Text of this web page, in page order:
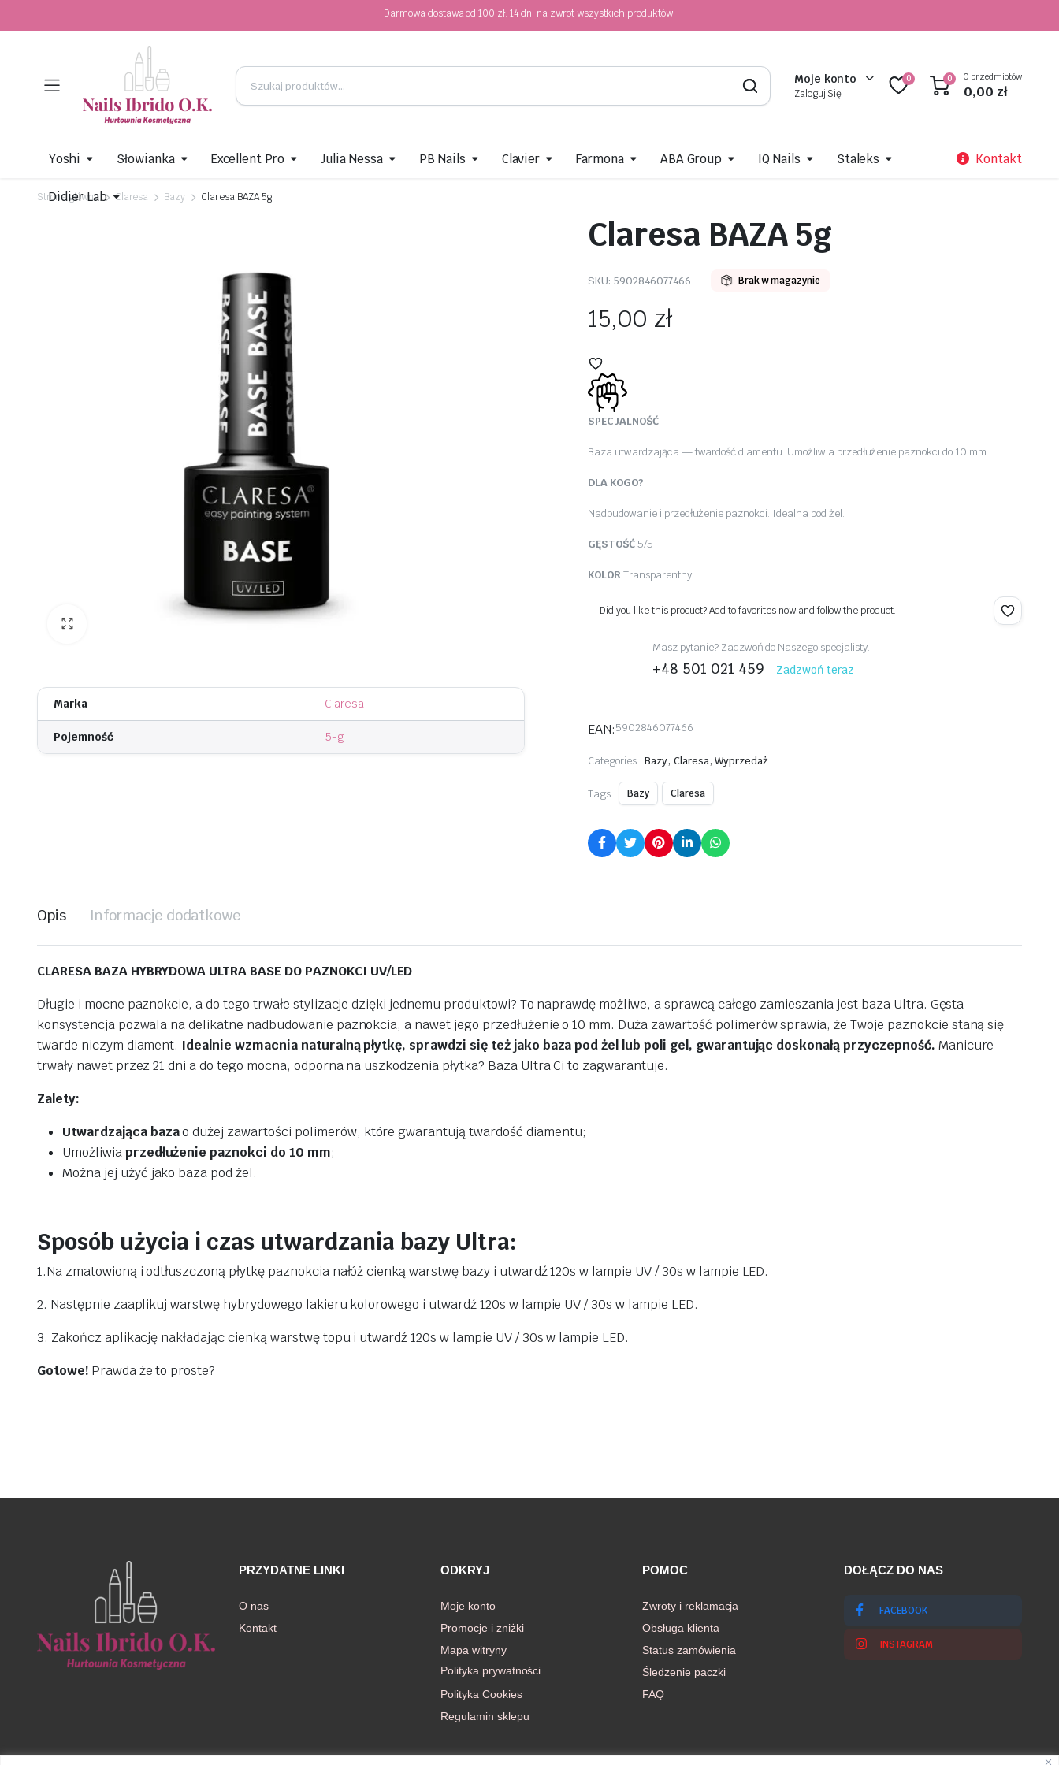
Darmowa dostawa od 100 zł. 14 dni na zwrot wszystkich produktów.
Moje konto
Zaloguj Się
0 0 0 przedmiotów
0,00 zł
Yoshi Słowianka Excellent Pro Julia Nessa PB Nails Clavier Farmona ABA Group IQ Nails Staleks
Didier Lab
Kontakt
Strona główna Claresa Bazy Claresa BAZA 5g
Marka Claresa
Pojemność 5-g
Claresa BAZA 5g
SKU: 5902846077466 Brak w magazynie
15,00 zł
SPECJALNOŚĆ
Baza utwardzająca — twardość diamentu. Umożliwia przedłużenie paznokci do 10 mm.
DLA KOGO?
Nadbudowanie i przedłużenie paznokci. Idealna pod żel.
GĘSTOŚĆ5/5
KOLOR Transparentny
Did you like this product? Add to favorites now and follow the product.
Masz pytanie? Zadzwoń do Naszego specjalisty.
+48 501 021 459 Zadzwoń teraz
EAN:5902846077466
Categories: Bazy, Claresa, Wyprzedaż
Tags: Bazy Claresa
Opis Informacje dodatkowe
CLARESA BAZA HYBRYDOWA ULTRA BASE DO PAZNOKCI UV/LED
Długie i mocne paznokcie, a do tego trwałe stylizacje dzięki jednemu produktowi? To naprawdę możliwe, a sprawcą całego zamieszania jest baza Ultra. Gęsta
konsystencja pozwala na delikatne nadbudowanie paznokcia, a nawet jego przedłużenie o 10 mm. Duża zawartość polimerów sprawia, że Twoje paznokcie staną się
twarde niczym diament. Idealnie wzmacnia naturalną płytkę, sprawdzi się też jako baza pod żel lub poli gel, gwarantując doskonałą przyczepność. Manicure
trwały nawet przez 21 dni a do tego mocna, odporna na uszkodzenia płytka? Baza Ultra Ci to zagwarantuje.
Zalety:
Utwardzająca bazao dużej zawartości polimerów, które gwarantują twardość diamentu;
Umożliwiaprzedłużenie paznokci do 10 mm;
Można jej użyć jako baza pod żel.
Sposób użycia i czas utwardzania bazy Ultra:
1.Na zmatowioną i odtłuszczoną płytkę paznokcia nałóż cienką warstwę bazy i utwardź 120s w lampie UV / 30s w lampie LED.
2. Następnie zaaplikuj warstwę hybrydowego lakieru kolorowego i utwardź 120s w lampie UV / 30s w lampie LED.
3. Zakończ aplikację nakładając cienką warstwę topu i utwardź 120s w lampie UV / 30s w lampie LED.
Gotowe!Prawda że to proste?
PRZYDATNE LINKI
O nas
Kontakt
ODKRYJ
Moje konto
Promocje i zniżki
Mapa witryny
Polityka prywatności
Polityka Cookies
Regulamin sklepu
POMOC
Zwroty i reklamacja
Obsługa klienta
Status zamówienia
Śledzenie paczki
FAQ
DOŁĄCZ DO NAS
FACEBOOK
INSTAGRAM